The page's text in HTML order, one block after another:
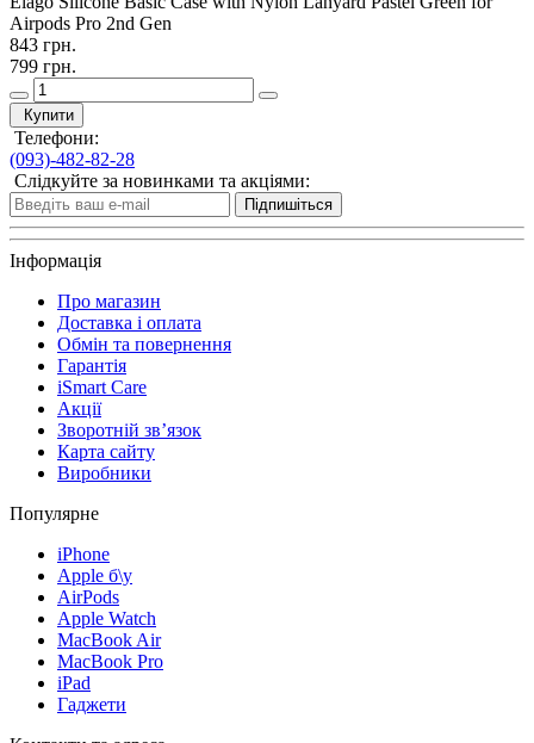
Airpods Pro 2nd Gen
843 грн.
799 грн.
Купити
Телефони:
(093)-482-82-28
Слідкуйте за новинками та акціями:
Підпишіться
Інформація
Про магазин
Доставка і оплата
Обмін та повернення
Гарантія
iSmart Care
Акції
Зворотній зв’язок
Карта сайту
Виробники
Популярне
iPhone
Apple б\у
AirPods
Apple Watch
MacBook Air
MacBook Pro
iPad
Гаджети